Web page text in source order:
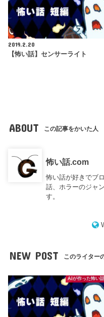
2019.2.20
【怖い話】センサーライト
ABOUT この記事をかいた人
怖い話.com
怖い話が好きでブ
話、ホラーのジャ
す。
NEW POST このライター
AIが作った怖い話